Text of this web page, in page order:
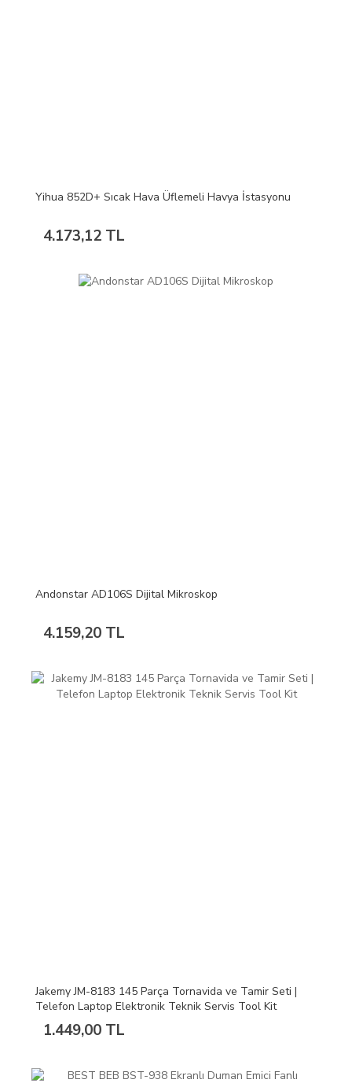
Yihua 852D+ Sıcak Hava Üflemeli Havya İstasyonu
4.173,12 TL
Andonstar AD106S Dijital Mikroskop
4.159,20 TL
Jakemy JM-8183 145 Parça Tornavida ve Tamir Seti |
Telefon Laptop Elektronik Teknik Servis Tool Kit
1.449,00 TL